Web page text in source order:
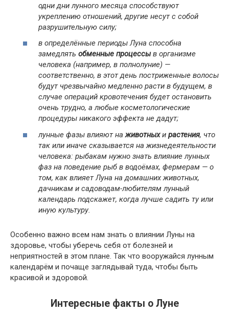
одни дни лунного месяца способствуют
укреплению отношений, другие несут с собой
разрушительную силу;
в определённые периоды Луна способна
замедлять обменные процессыв организме
человека (например, в полнолуние) —
соответственно, в этот день постриженные волосы
будут чрезвычайно медленно расти в будущем, в
случае операций кровотечения будет остановить
очень трудно, а любые косметологические
процедуры никакого эффекта не дадут;
лунные фазы влияют наживотныхи растения, что
так или иначе сказывается на жизнедеятельности
человека: рыбакам нужно знать влияние лунных
фаз на поведение рыб в водоёмах, фермерам — о
том, как влияет Луна на домашних животных,
дачникам и садоводам-любителям лунный
календарь подскажет, когда лучше садить ту или
иную культуру.
Особенно важно всем нам знать о влиянии Луны на
здоровье, чтобы уберечь себя от болезней и
неприятностей в этом плане. Так что вооружайся лунным
календарём и почаще заглядывай туда, чтобы быть
красивой и здоровой.
Интересные факты о Луне